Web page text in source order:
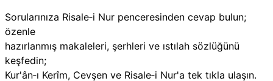
Sorularınıza Risale‑i Nur penceresinden cevap bulun;
özenle
hazırlanmış makaleleri, şerhleri ve ıstılah sözlüğünü
keşfedin;
Kur'ân‑ı Kerîm, Cevşen ve Risale‑i Nur'a tek tıkla ulaşın.